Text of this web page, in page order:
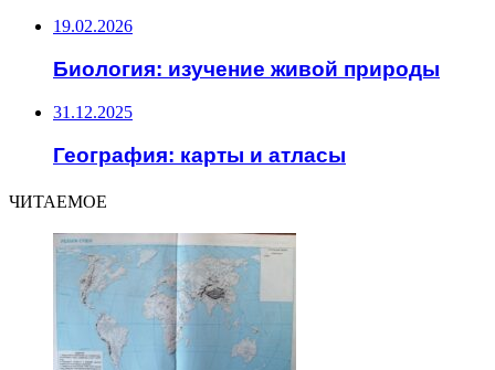
19.02.2026
Биология: изучение живой природы
31.12.2025
География: карты и атласы
ЧИТАЕМОЕ